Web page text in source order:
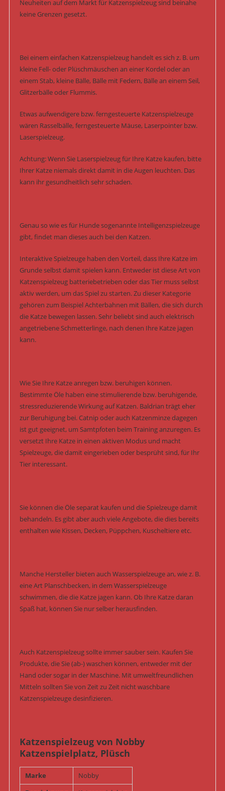
Neuheiten auf dem Markt für Katzenspielzeug sind beinahe
keine Grenzen gesetzt.
Bei einem einfachen Katzenspielzeug handelt es sich z. B. um
kleine Fell- oder Plüschmäuschen an einer Kordel oder an
einem Stab, kleine Bälle, Bälle mit Federn, Bälle an einem Seil,
Glitzerbälle oder Flummis.
Etwas aufwendigere bzw. ferngesteuerte Katzenspielzeuge
wären Rasselbälle, ferngesteuerte Mäuse, Laserpointer bzw.
Laserspielzeug.
Achtung: Wenn Sie Laserspielzeug für Ihre Katze kaufen, bitte
Ihrer Katze niemals direkt damit in die Augen leuchten. Das
kann ihr gesundheitlich sehr schaden.
Genau so wie es für Hunde sogenannte Intelligenzspielzeuge
gibt, findet man dieses auch bei den Katzen.
Interaktive Spielzeuge haben den Vorteil, dass Ihre Katze im
Grunde selbst damit spielen kann. Entweder ist diese Art von
Katzenspielzeug batteriebetrieben oder das Tier muss selbst
aktiv werden, um das Spiel zu starten. Zu dieser Kategorie
gehören zum Beispiel Achterbahnen mit Bällen, die sich durch
die Katze bewegen lassen. Sehr beliebt sind auch elektrisch
angetriebene Schmetterlinge, nach denen Ihre Katze jagen
kann.
Wie Sie Ihre Katze anregen bzw. beruhigen können.
Bestimmte Öle haben eine stimulierende bzw. beruhigende,
stressreduzierende Wirkung auf Katzen. Baldrian trägt eher
zur Beruhigung bei. Catnip oder auch Katzenminze dagegen
ist gut geeignet, um Samtpfoten beim Training anzuregen. Es
versetzt Ihre Katze in einen aktiven Modus und macht
Spielzeuge, die damit eingerieben oder besprüht sind, für Ihr
Tier interessant.
Sie können die Öle separat kaufen und die Spielzeuge damit
behandeln. Es gibt aber auch viele Angebote, die dies bereits
enthalten wie Kissen, Decken, Püppchen, Kuscheltiere etc.
Manche Hersteller bieten auch Wasserspielzeuge an, wie z. B.
eine Art Planschbecken, in dem Wasserspielzeuge
schwimmen, die die Katze jagen kann. Ob Ihre Katze daran
Spaß hat, können Sie nur selber herausfinden.
Auch Katzenspielzeug sollte immer sauber sein. Kaufen Sie
Produkte, die Sie (ab-) waschen können, entweder mit der
Hand oder sogar in der Maschine. Mit umweltfreundlichen
Mitteln sollten Sie von Zeit zu Zeit nicht waschbare
Katzenspielzeuge desinfizieren.
Katzenspielzeug von Nobby
Katzenspielplatz, Plüsch
Marke
Nobby